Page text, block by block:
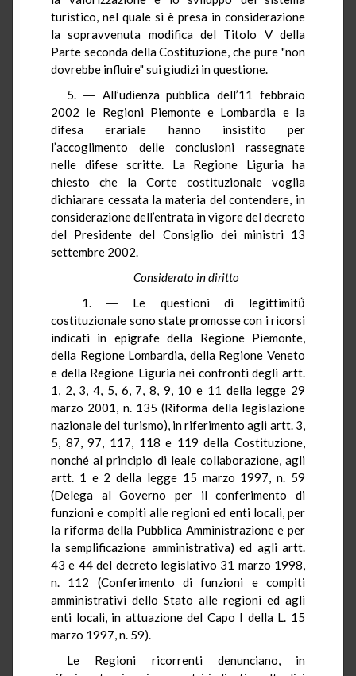
turistico, nel quale si è presa in considerazione
la sopravvenuta modifica del Titolo V della
Parte seconda della Costituzione, che pure "non
dovrebbe influire" sui giudizi in questione.
5. ― All’udienza pubblica dell’11 febbraio
2002 le Regioni Piemonte e Lombardia e la
difesa erariale hanno insistito per
l’accoglimento delle conclusioni rassegnate
nelle difese scritte. La Regione Liguria ha
chiesto che la Corte costituzionale voglia
dichiarare cessata la materia del contendere, in
considerazione dell’entrata in vigore del decreto
del Presidente del Consiglio dei ministri 13
settembre 2002.
Considerato in diritto
1. ― Le questioni di legittimitΰ
costituzionale sono state promosse con i ricorsi
indicati in epigrafe della Regione Piemonte,
della Regione Lombardia, della Regione Veneto
e della Regione Liguria nei confronti degli artt.
1, 2, 3, 4, 5, 6, 7, 8, 9, 10 e 11 della legge 29
marzo 2001, n. 135 (Riforma della legislazione
nazionale del turismo), in riferimento agli artt. 3,
5, 87, 97, 117, 118 e 119 della Costituzione,
nonché al principio di leale collaborazione, agli
artt. 1 e 2 della legge 15 marzo 1997, n. 59
(Delega al Governo per il conferimento di
funzioni e compiti alle regioni ed enti locali, per
la riforma della Pubblica Amministrazione e per
la semplificazione amministrativa) ed agli artt.
43 e 44 del decreto legislativo 31 marzo 1998,
n. 112 (Conferimento di funzioni e compiti
amministrativi dello Stato alle regioni ed agli
enti locali, in attuazione del Capo I della L. 15
marzo 1997, n. 59).
Le Regioni ricorrenti denunciano, in